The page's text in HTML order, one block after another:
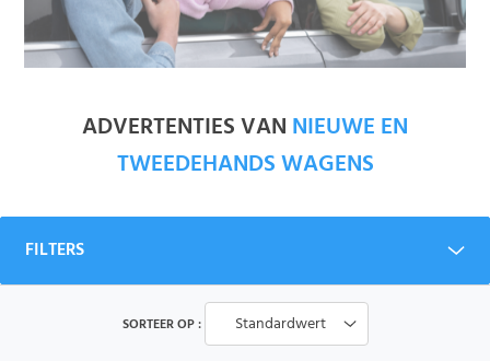
ADVERTENTIES VAN NIEUWE EN
TWEEDEHANDS WAGENS
FILTERS
SORTEER OP : Standardwert